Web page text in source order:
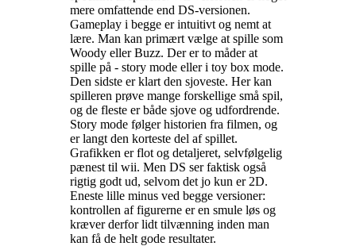
mere omfattende end DS-versionen.
Gameplay i begge er intuitivt og nemt at
lære. Man kan primært vælge at spille som
Woody eller Buzz. Der er to måder at
spille på - story mode eller i toy box mode.
Den sidste er klart den sjoveste. Her kan
spilleren prøve mange forskellige små spil,
og de fleste er både sjove og udfordrende.
Story mode følger historien fra filmen, og
er langt den korteste del af spillet.
Grafikken er flot og detaljeret, selvfølgelig
pænest til wii. Men DS ser faktisk også
rigtig godt ud, selvom det jo kun er 2D.
Eneste lille minus ved begge versioner:
kontrollen af figurerne er en smule løs og
kræver derfor lidt tilvænning inden man
kan få de helt gode resultater.